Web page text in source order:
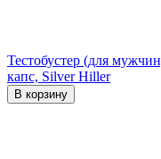
Тестобустер (для
капс, Silver Hiller
В корзину